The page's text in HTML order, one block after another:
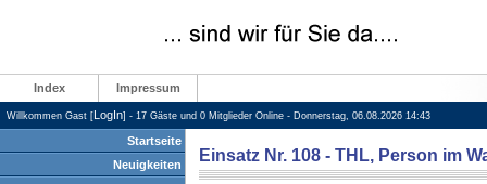
Index Impressum
Willkommen Gast [LogIn] - 17 Gäste und 0 Mitglieder Online - Donnerstag, 06.08.2026 14:43
Startseite
Neuigkeiten
Einsatz Nr. 108 - THL, Person im